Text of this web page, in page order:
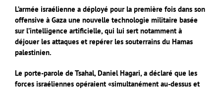
L’armée israélienne a déployé pour la première fois dans son
offensive à Gaza une nouvelle technologie militaire basée
sur l’intelligence artificielle, qui lui sert notamment à
déjouer les attaques et repérer les souterrains du Hamas
palestinien.
Le porte-parole de Tsahal, Daniel Hagari, a déclaré que les
forces israéliennes opéraient «simultanément au-dessus et